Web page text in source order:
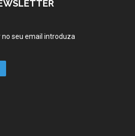
seu email introduza